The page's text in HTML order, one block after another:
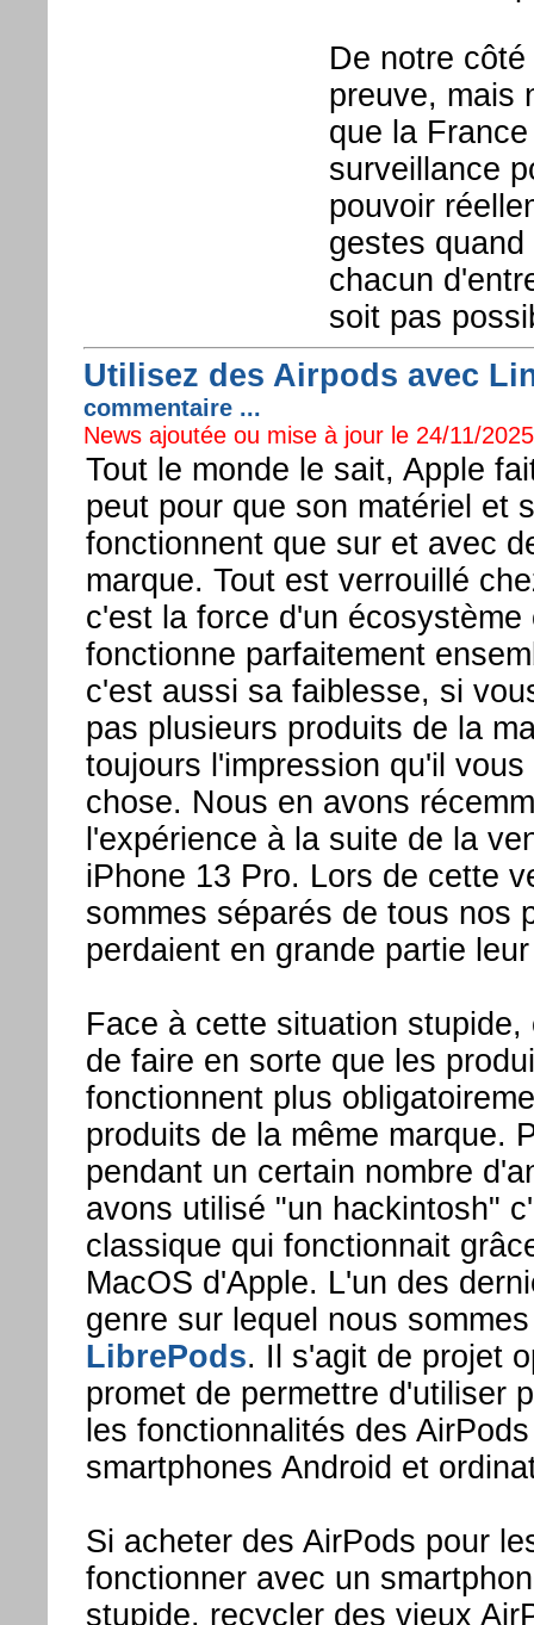
De notre
preuve, mais
que la
surveillance
pouvoir
gestes
chacun
soit pas
Utilisez des Airpods avec
commentaire ...
News ajoutée ou mise à jour le 24/11/
Tout le monde le sait, Apple
peut pour que son matériel et
fonctionnent que sur et avec
marque. Tout est verrouillé
c'est la force d'un écosystème
fonctionne parfaitement
c'est aussi sa faiblesse, si
pas plusieurs produits de la
toujours l'impression qu'il
chose. Nous en avons
l'expérience à la suite de la
iPhone 13 Pro. Lors de cette
sommes séparés de tous nos
perdaient en grande partie
Face à cette situation
de faire en sorte que les
fonctionnent plus
produits de la même marque.
pendant un certain nombre
avons utilisé "un hackintosh"
classique qui fonctionnait
MacOS d'Apple. L'un des
genre sur lequel nous
LibrePods. Il s'agit de projet
promet de permettre d'utiliser
les fonctionnalités des
smartphones Android et
Si acheter des AirPods pour
fonctionner avec un
stupide, recycler des vieux